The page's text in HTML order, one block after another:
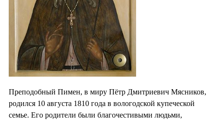
Преподобный Пимен, в миру Пётр Дмитриевич Мясников,
родился 10 августа 1810 года в вологодской купеческой
семье. Его родители были благочестивыми людьми,